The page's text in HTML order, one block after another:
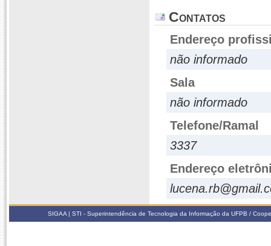
Contatos
Endereço
não informado
Sala
não informado
Telefone/Ramal
3337
Endereço
SIGAA | STI - Superintendência de Tecnologia da Informação da UFPB /